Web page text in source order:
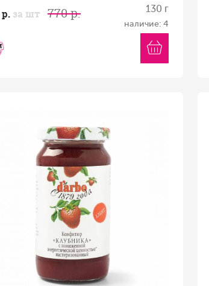
р. за шт 770 р. 130 г
наличие: 4